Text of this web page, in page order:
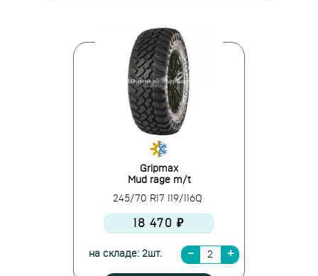
Gripmax
Mud rage m/t
245/70 R17 119/116Q
18 470 ₽
на складе: 2шт.